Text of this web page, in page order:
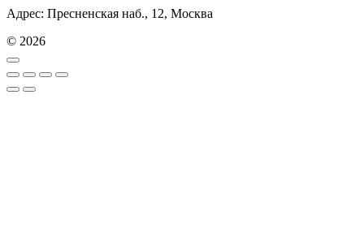
Адрес: Пресненская наб., 12, Москва
© 2026